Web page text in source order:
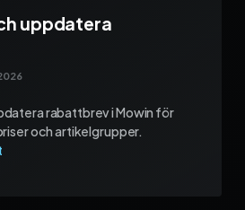
uppdatera
rabattbrev i Mowin för
och artikelgrupper.